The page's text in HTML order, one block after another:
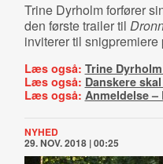
Trine Dyrholm forfører
den første trailer til
inviterer til snigpremiere
Læs også: Trine
Læs også: Danskere
Læs også: Anmeldelse
NYHED
29. NOV. 2018 | 00:25